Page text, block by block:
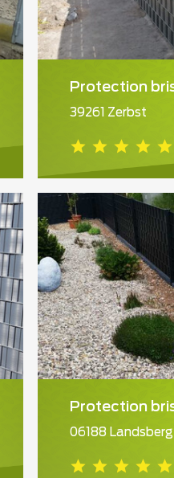
Protection
39261 Zerbst
Protection
06188 Landsberg